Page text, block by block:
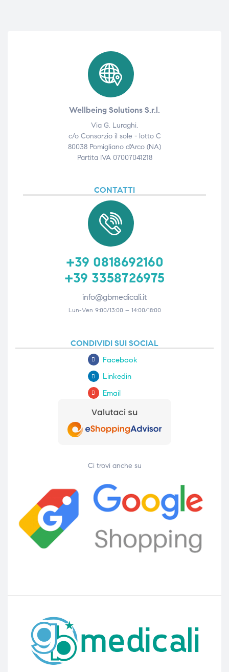
Wellbeing Solutions S.r.l.
Via G. Luraghi,
c/o Consorzio il sole - lotto C
80038 Pomigliano d'Arco (NA)
Partita IVA 07007041218
CONTATTI
+39 0818692160
+39 3358726975
info@gbmedicali.it
Lun-Ven 9:00/13:00 – 14:00/18:00
CONDIVIDI SUI SOCIAL
Facebook
Linkedin
Email
Ci trovi anche su